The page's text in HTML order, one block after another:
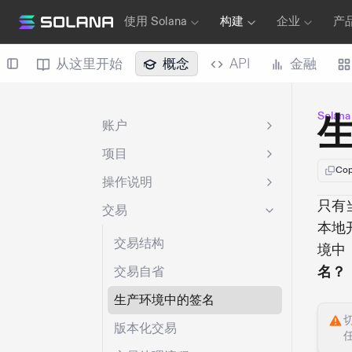
使用 Solana 构建 企业 产
从这里开始 概念 API 金融
账户
项目
操作说明
交易
交易结构
交易自省
生产环境中的签名
版本化交易
只有
本地
境中
名？